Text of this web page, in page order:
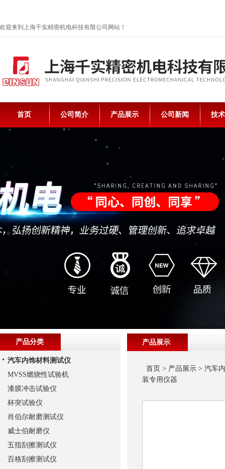
欢迎来到上海千实精密机电科技有限公司网站！
首页 公司简介 产品展示 公司新闻 技
产品展示
首页 > 产品展示> 汽车
装专用仪器
产品分类
汽车内饰材料测试仪
MVSS燃烧性试验机
漆膜冲击试验仪
杯突试验仪
肖伯尔耐磨测试仪
威士伯耐磨仪
五指刮擦测试仪
百格刮擦测试仪